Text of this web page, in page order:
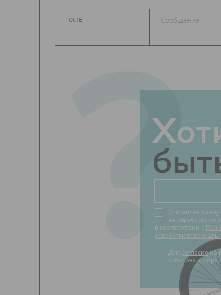
?
Отправляя
на обработку
в соответствии с
обработки
Даю согласиена получение новостей о
событиях в мире